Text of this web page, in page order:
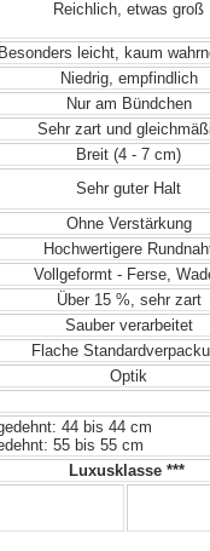
Reichlich, etwas groß
Besonders leicht, kaum
Niedrig, empfindlich
Nur am Bündchen
Sehr zart und
Breit (4 - 7 cm)
Sehr guter Halt
Ohne Verstärkung
Hochwertigere
Vollgeformt - Ferse,
Über 15 %, sehr zart
Sauber verarbeitet
Flache
Optik
44 bis 44 cm
55 bis 55 cm
Luxusklasse ***